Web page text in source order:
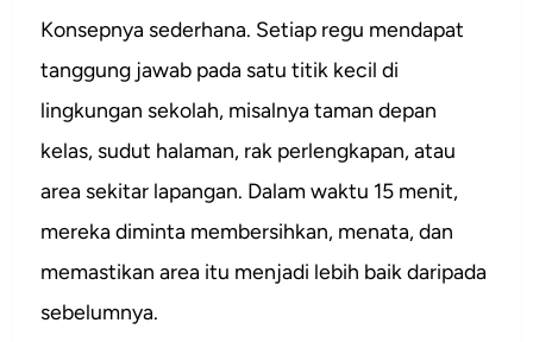
Konsepnya sederhana. Setiap regu mendapat
tanggung jawab pada satu titik kecil di
lingkungan sekolah, misalnya taman depan
kelas, sudut halaman, rak perlengkapan, atau
area sekitar lapangan. Dalam waktu 15 menit,
mereka diminta membersihkan, menata, dan
memastikan area itu menjadi lebih baik daripada
sebelumnya.